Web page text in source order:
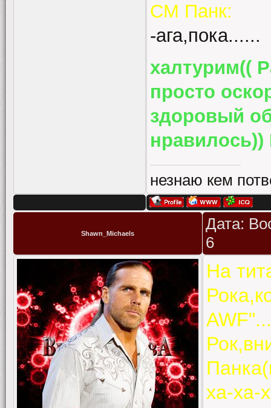
СМ Панк:
-ага,пока......
халтурим((
просто
здоровый
незнаю кем
Shawn_Michaels
Дата:
6
На
ха-ха-